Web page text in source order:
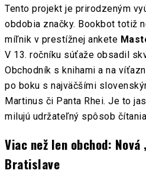
Tento projekt je prirodzeným
obdobia značky. Bookbot totiž
míľnik v prestížnej ankete
V 13. ročníku súťaže obsadil
Obchodník s knihami a na
po boku s najväčšími
Martinus či Panta Rhei. Je to
milujú udržateľný spôsob
Viac než len obchod: Nová
Bratislave